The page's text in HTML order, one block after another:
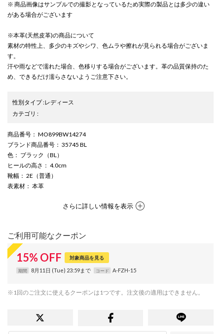
※ 商品画像はサンプルでの撮影となっているため実際の製品とは多少の違い
がある場合がございます
※本革(天然皮革)の商品について
素材の特性上、多少のキズやシワ、色ムラや擦れが見られる場合がございま
す。
汗や雨などで濡れた場合、色移りする場合がございます。革の品質保持のた
め、できるだけ濡らさないようご注意下さい。
性別タイプ:レディース
カテゴリ :
商品番号 ： MO899BW14274
ブランド商品番号 ： 35745 BL
色 ： ブラック（BL）
ヒールの高さ ： 4.0cm
靴幅 ： 2E（普通）
表素材 ： 本革
さらに詳しい情報を表示
ご利用可能なクーポン
15% OFF 対象商品を見る
期間 8月11日 (Tue) 23:59まで コード A-FZH-15
※1回のご注文に使えるクーポンは1つです。注文後の適用はできません。